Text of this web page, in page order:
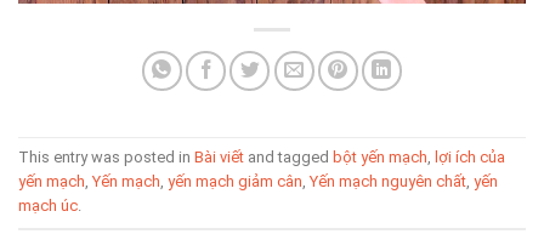
This entry was posted in Bài viết and tagged bột yến mạch
lợi ích của
yến mạch Yến mạch yến mạch giảm cân Yến mạch nguyên chất yến
mạch úc